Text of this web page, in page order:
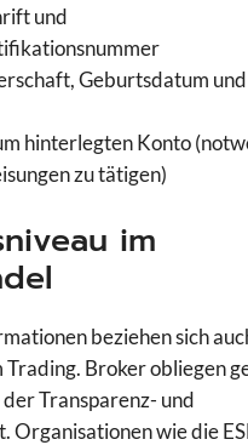
und
Geburtsdatum und
hinterlegten Konto
zu tätigen)
im
beziehen sich
Broker obliegen
Transparenz- und
Organisationen wie die